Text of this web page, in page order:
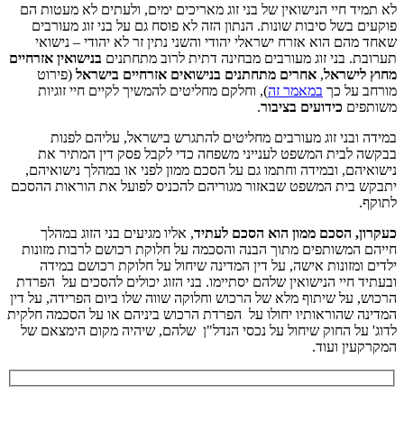
לא תמיד חיי הנישואין של בני זוג מאריכים ימים, ולעתים לא מעטות הם
פוקעים בשל סיבות שונות. הנתון הזה לא פוסח גם על בני זוג מעורבים
שאחד מהם הוא אזרח ישראלי יהודי והשני נתין זר לא יהודי – נישואי
תערובת. בני זוג מעורבים מבחינה דתית לרוב מתחתנים בנישואין אזרחיים
מחוץ לישראל, אחרים מתחתנים בנישואים אזרחיים בישראל (פירוט
מורחב על כך במאמר זה), וחלקם מחליטים להמשיך לקיים חיי זוגיות
משותפים כידועים בציבור.
במידה ובני זוג מעורבים מחליטים להתגרש בישראל, עליהם לפנות
בבקשה לבית המשפט לענייני משפחה כדי לקבל פסק דין המתיר את
נישואיהם, ובמידה וחתמו גם על הסכם ממון לפני או במהלך נישואיהם,
יתבקש בית המשפט שבאזור מגוריהם להכניס לפועל את הוראות ההסכם
לתוקף.
כעקרון, הסכם ממון הוא הסכם לעתיד, אליו מגיעים בני הזוג במהלך
חייהם המשותפים מתוך הבנה והסכמה על חלוקת רכושם לרבות מזונות
ילדים ומזונות אישה, על דין המדינה שיחול על חלוקת רכושם במידה
ובעתיד חיי הנישואין שלהם יסתיימו. בני הזוג יכולים להסכים על הפרדת
הרכוש, על שיתוף מלא של הרכוש וחלוקה שווה שלו ביום הפרידה, על דין
המדינה שהוראותיו יחולו על הפרדת הרכוש ביניהם או על הסכמה חלקית
לדוג' על החוק שיחול על נכסי הנדל"ן שלהם, שיהיה מקום הימצאם של
המקרקעין ועוד.